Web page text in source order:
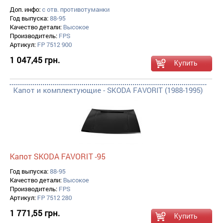
Доп. инфо:с отв. противотуманки
Год выпуска:88-95
Качество детали: Высокое
Производитель: FPS
Артикул: FP 7512 900
1 047,45 грн.
Капот и комплектующие - SKODA FAVORIT (1988-1995)
Капот SKODA FAVORIT -95
Год выпуска:88-95
Качество детали: Высокое
Производитель: FPS
Артикул: FP 7512 280
1 771,55 грн.